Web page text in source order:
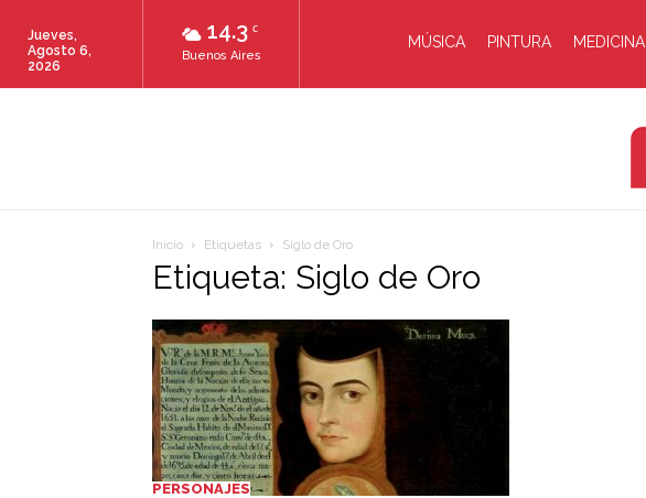
14.3 C
Buenos Aires
Jueves,
Agosto 6,
2026
MÚSICA PINTURA MEDICINA
Inicio Etiquetas Siglo de Oro
Etiqueta: Siglo de Oro
PERSONAJES